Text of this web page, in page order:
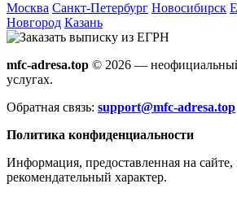
Москва Санкт-Петербург Новосибирск
Новгород Казань
mfc-adresa.top © 2026 —
услугах.
Обратная связь: support@mfc-adresa.top
Политика конфиденциальности
Информация, предоставленная на сайте,
рекомендательный характер.